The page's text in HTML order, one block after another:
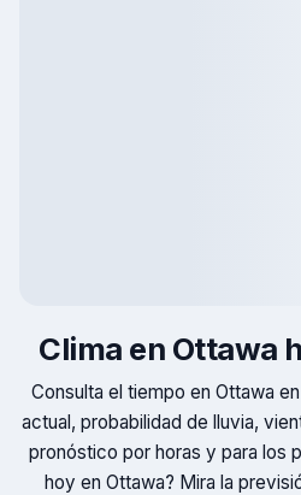
Clima en Ottawa
Consulta el tiempo en Ottawa
actual, probabilidad de lluvia,
pronóstico por horas y para los
hoy en Ottawa? Mira la